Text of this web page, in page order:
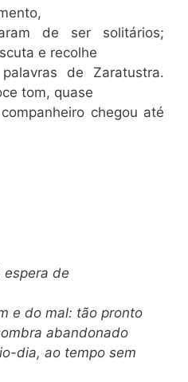
de ser solitários;
e recolhe
de Zaratustra.
tom, quase
chegou até
espera de
e do mal: tão pronto
abandonado
dia, ao tempo sem